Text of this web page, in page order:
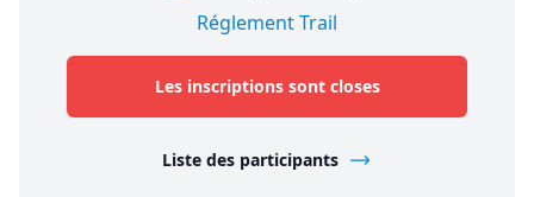
Réglement Trail
Les inscriptions sont closes
Liste des participants